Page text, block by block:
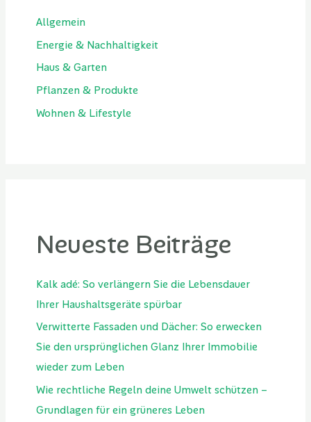
Allgemein
Energie & Nachhaltigkeit
Haus & Garten
Pflanzen & Produkte
Wohnen & Lifestyle
Neueste Beiträge
Kalk adé: So verlängern Sie die Lebensdauer
Ihrer Haushaltsgeräte spürbar
Verwitterte Fassaden und Dächer: So erwecken
Sie den ursprünglichen Glanz Ihrer Immobilie
wieder zum Leben
Wie rechtliche Regeln deine Umwelt schützen –
Grundlagen für ein grüneres Leben